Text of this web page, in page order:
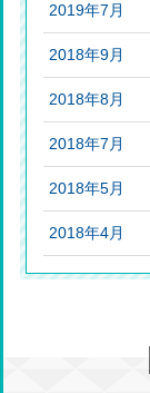
2019年7月
2018年9月
2018年8月
2018年7月
2018年5月
2018年4月